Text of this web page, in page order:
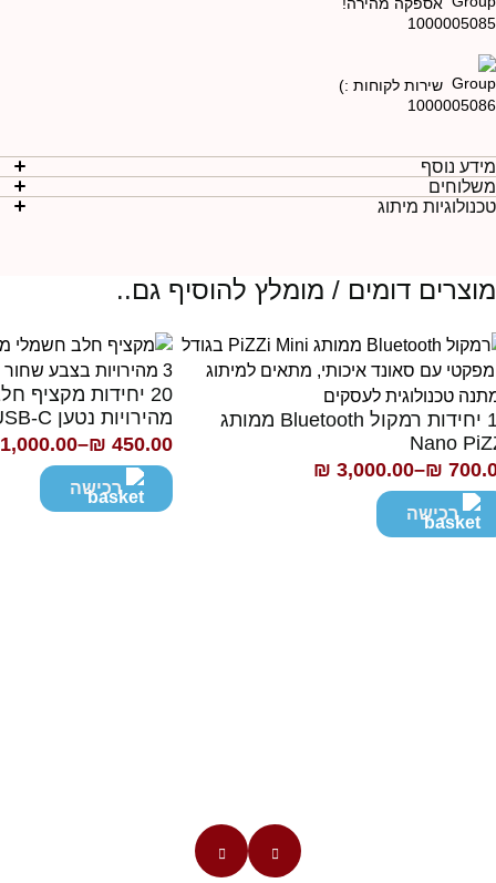
שירות לקוחות :)
נוסף
מיתוג
דומים / מומלץ להוסיף גם..
10 יחידות רמקול Bluetooth ממותג
Nano
₪
–
₪ 3,000.00
רכישה
מהירויות נטען USB-C
₪ 450.00
–
1,000.00
טווח
מחירים:רכישה